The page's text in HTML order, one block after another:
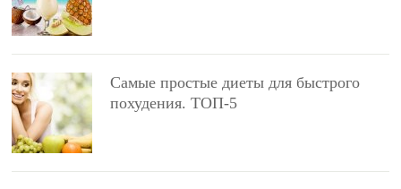
Самые простые диеты для быстрого
похудения. ТОП-5